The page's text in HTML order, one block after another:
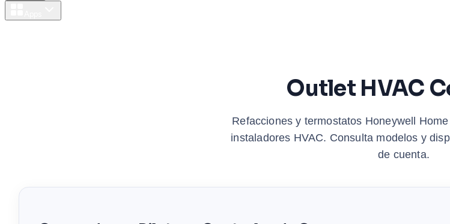
Outlet HVAC
Refacciones y termostatos Honeywell
instaladores HVAC. Consulta modelos y
de cuenta.